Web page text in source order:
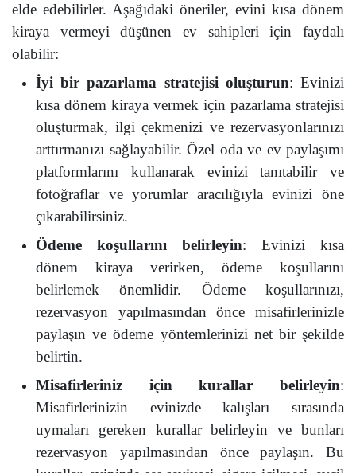
elde edebilirler. Aşağıdaki öneriler, evini kısa dönem
kiraya vermeyi düşünen ev sahipleri için faydalı
olabilir:
İyi bir pazarlama stratejisi oluşturun: Evinizi
kısa dönem kiraya vermek için pazarlama stratejisi
oluşturmak, ilgi çekmenizi ve rezervasyonlarınızı
arttırmanızı sağlayabilir. Özel oda ve ev paylaşımı
platformlarını kullanarak evinizi tanıtabilir ve
fotoğraflar ve yorumlar aracılığıyla evinizi öne
çıkarabilirsiniz.
Ödeme koşullarını belirleyin: Evinizi kısa
dönem kiraya verirken, ödeme koşullarını
belirlemek önemlidir. Ödeme koşullarınızı,
rezervasyon yapılmasından önce misafirlerinizle
paylaşın ve ödeme yöntemlerinizi net bir şekilde
belirtin.
Misafirleriniz için kurallar belirleyin:
Misafirlerinizin evinizde kalışları sırasında
uymaları gereken kurallar belirleyin ve bunları
rezervasyon yapılmasından önce paylaşın. Bu